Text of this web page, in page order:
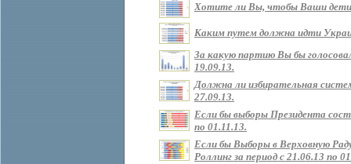
Хотите ли Вы, чтобы Ваши дети
Каким путем должна идти
За какую партию Вы бы
19.09.13.
Должна ли избирательная
27.09.13.
Если бы выборы Президента
по 01.11.13.
Если бы Выборы в Верховную
Роллинг за период с 21.06.13 по